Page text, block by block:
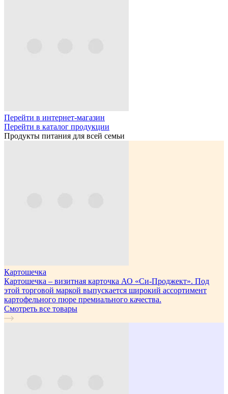
Перейти в интернет-магазин
Перейти в каталог продукции
Продукты питания для всей семьи
Картошечка
Картошечка – визитная карточка АО «Си-Проджект». Под
этой торговой маркой выпускается широкий ассортимент
картофельного пюре премиального качества.
Смотреть все товары